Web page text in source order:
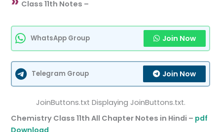
Class 11th Notes –
WhatsApp Group Join Now
Telegram Group Join Now
JoinButtons.txt Displaying JoinButtons.txt.
Chemistry Class 11th All Chapter Notes in Hindi – pdf
Download